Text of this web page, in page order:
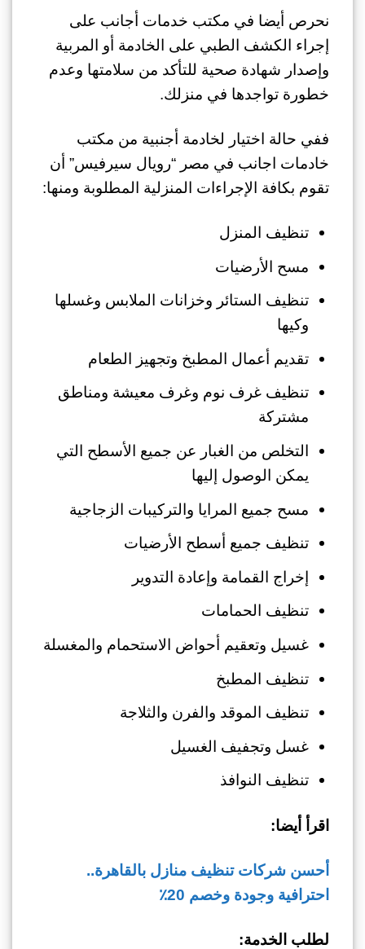
نحرص أيضا في مكتب خدمات أجانب على
إجراء الكشف الطبي على الخادمة أو المربية
وإصدار شهادة صحية للتأكد من سلامتها وعدم
خطورة تواجدها في منزلك.
ففي حالة اختيار لخادمة أجنبية من مكتب
خادمات اجانب في مصر “رويال سيرفيس” أن
تقوم بكافة الإجراءات المنزلية المطلوبة ومنها:
تنظيف المنزل
مسح الأرضيات
تنظيف الستائر وخزانات الملابس وغسلها
وكيها
تقديم أعمال المطبخ وتجهيز الطعام
تنظيف غرف نوم وغرف معيشة ومناطق
مشتركة
التخلص من الغبار عن جميع الأسطح التي
يمكن الوصول إليها
مسح جميع المرايا والتركيبات الزجاجية
تنظيف جميع أسطح الأرضيات
إخراج القمامة وإعادة التدوير
تنظيف الحمامات
غسيل وتعقيم أحواض الاستحمام والمغسلة
تنظيف المطبخ
تنظيف الموقد والفرن والثلاجة
غسل وتجفيف الغسيل
تنظيف النوافذ
اقرأ أيضا:
أحسن شركات تنظيف منازل بالقاهرة..
احترافية وجودة وخصم 20٪
لطلب الخدمة: